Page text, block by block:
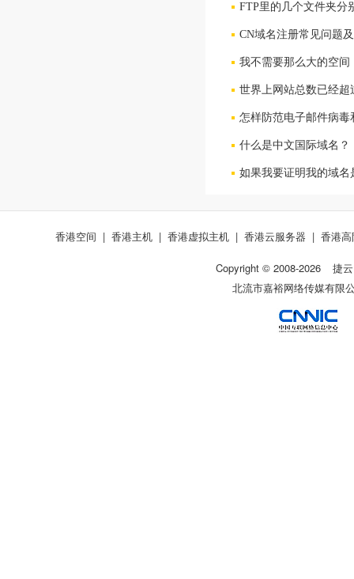
FTP里的几个文件夹分
CN域名注册常见问题
我不需要那么大的空间
世界上网站总数已经超
怎样防范电子邮件病毒
什么是中文国际域名？
如果我要证明我的域
香港空间 | 香港主机 | 香港虚拟主机 | 香港云服务器 | 香港
Copyright © 2008-2026
捷云
北流市嘉裕网络传媒有限